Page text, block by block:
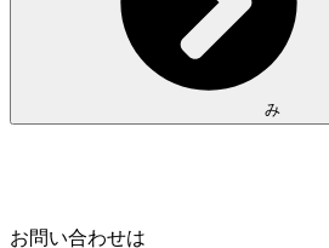
み
お問い合わせは